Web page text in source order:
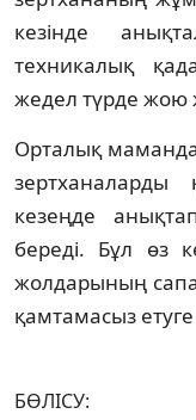
кезінде
техникалық
жедел түрде жою
Орталық
зертханаларды
кезеңде
береді. Бұл өз
жолдарының
қамтамасыз
БӨЛІСУ: